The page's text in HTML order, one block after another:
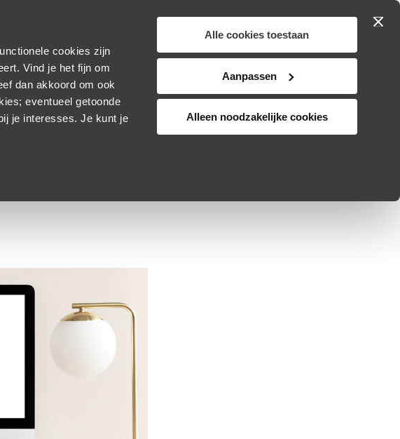
cookies zijn
Vind je het fijn om
dan akkoord om ook
eventueel getoonde
je interesses. Je kunt je
Alle cookies toestaan
Aanpassen
Alleen noodzakelijke cookies
Zoek
OVER DR. JETSKE ULTEE ADVIES KLANTENSERVICE
past het best